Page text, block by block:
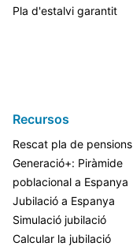
Pla d'estalvi garantit
Recursos
Rescat pla de pensions
Generació+: Piràmide
poblacional a Espanya
Jubilació a Espanya
Simulació jubilació
Calcular la jubilació